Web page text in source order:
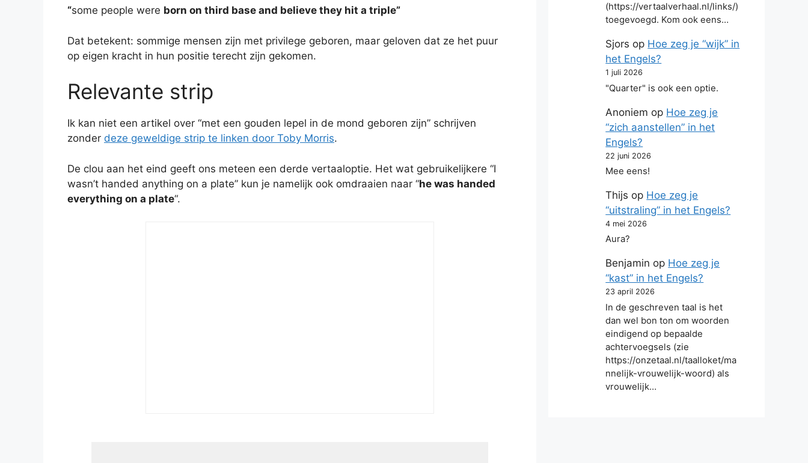
“some people were born on third base and believe they hit a triple”
Dat betekent: sommige mensen zijn met privilege geboren, maar geloven dat ze het puur
op eigen kracht in hun positie terecht zijn gekomen.
Relevante strip
Ik kan niet een artikel over “met een gouden lepel in de mond geboren zijn” schrijven
zonder deze geweldige strip te linken door Toby Morris.
De clou aan het eind geeft ons meteen een derde vertaaloptie. Het wat gebruikelijkere “I
wasn’t handed anything on a plate” kun je namelijk ook omdraaien naar “he was handed
everything on a plate“.
(https://vertaalverhaal.nl/links/)
toegevoegd. Kom ook eens…
Sjors op Hoe zeg je “wijk” in
het Engels?
1 juli 2026
"Quarter" is ook een optie.
Anoniem op Hoe zeg je
“zich aanstellen” in het
Engels?
22 juni 2026
Mee eens!
Thijs op Hoe zeg je
“uitstraling” in het Engels?
4 mei 2026
Aura?
Benjamin op Hoe zeg je
“kast” in het Engels?
23 april 2026
In de geschreven taal is het
dan wel bon ton om woorden
eindigend op bepaalde
achtervoegsels (zie
https://onzetaal.nl/taalloket/ma
nnelijk-vrouwelijk-woord) als
vrouwelijk…